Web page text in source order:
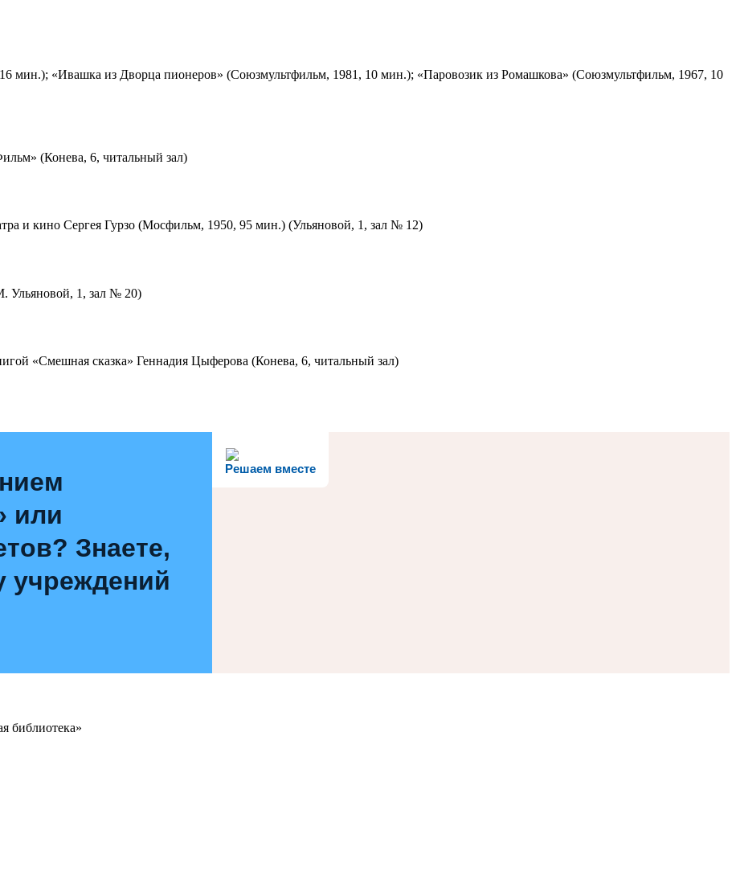
мин.); «Ивашка из Дворца пионеров» (Союзмультфильм, 1981, 10 мин.); «Паровозик из Ромашкова» (Союзмультфильм, 1967, 10
(Конева, 6, читальный зал)
и кино Сергея Гурзо (Мосфильм, 1950, 95 мин.) (Ульяновой, 1, зал № 12)
Ульяновой, 1, зал № 20)
«Смешная сказка» Геннадия Цыферова (Конева, 6, читальный зал)
Решаем вместе
или
Знаете,
учреждений
библиотека»